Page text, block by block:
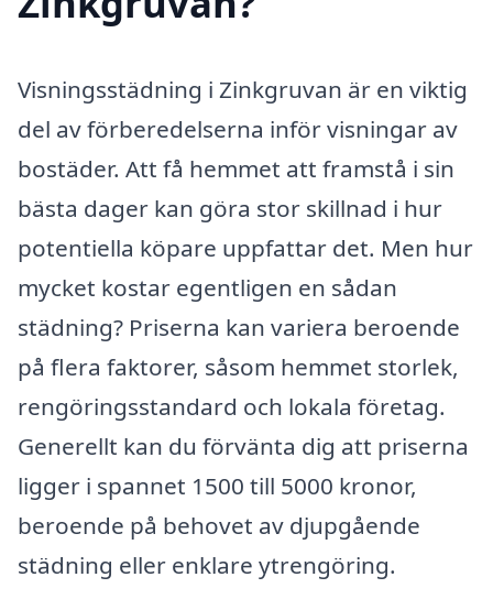
Visningsstädning i Zinkgruvan är en viktig
del av förberedelserna inför visningar av
bostäder. Att få hemmet att framstå i sin
bästa dager kan göra stor skillnad i hur
potentiella köpare uppfattar det. Men hur
mycket kostar egentligen en sådan
städning? Priserna kan variera beroende
på flera faktorer, såsom hemmet storlek,
rengöringsstandard och lokala företag.
Generellt kan du förvänta dig att priserna
ligger i spannet 1500 till 5000 kronor,
beroende på behovet av djupgående
städning eller enklare ytrengöring.